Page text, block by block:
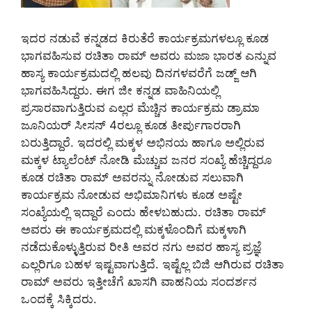
ಇದರ ನಡುವೆ ಕನ್ನಡದ ಕಿರುತೆರೆ ಕಾರ್ಯಕ್ರಮಗಳಲ್ಲೂ ಕೂಡ
ಭಾಗವಹಿಸುವ ರಚಿತಾ ರಾಮ್ ಅವರು ಮಜಾ ಭಾರತ ಎನ್ನುವ
ಹಾಸ್ಯ ಕಾರ್ಯಕ್ರಮದಲ್ಲಿ ಹಲವು ದಿನಗಳವರೆಗೆ ಜಡ್ಜ್ ಆಗಿ
ಭಾಗವಹಿಸಿದ್ದರು. ಈಗ ಜೀ ಕನ್ನಡ ವಾಹಿನಿಯಲ್ಲಿ
ಪ್ರಸಾರವಾಗುತ್ತಿರುವ ಎಲ್ಲರ ಮೆಚ್ಚಿನ ಕಾರ್ಯಕ್ರಮ ಡ್ರಾಮಾ
ಜೂನಿಯರ್ ಸೀಸನ್ 4ರಲ್ಲೂ ಕೂಡ ತೀರ್ಪುಗಾರರಾಗಿ
ಬರುತ್ತಿದ್ದಾರೆ. ಇದರಲ್ಲಿ ಮಕ್ಕಳ ಅಭಿನಯ ಹಾಗೂ ಅಲ್ಲಿರುವ
ಮಕ್ಕಳ ಟ್ಯಾಲೆಂಟ್ ನೋಡಿ ಮೆಚ್ಚುವ ಜನರ ಸಂಖ್ಯೆ ಹೆಚ್ಚಿದ್ದರೂ
ಕೂಡ ರಚಿತಾ ರಾಮ್ ಅವರನ್ನು ನೋಡುವ ಸಲುವಾಗಿ
ಕಾರ್ಯಕ್ರಮ ನೋಡುವ ಅಭಿಮಾನಿಗಳು ಕೂಡ ಅಷ್ಟೇ
ಸಂಖ್ಯೆಯಲ್ಲಿ ಇದ್ದಾರೆ ಎಂದು ಹೇಳಬಹುದು. ರಚಿತಾ ರಾಮ್
ಅವರು ಈ ಕಾರ್ಯಕ್ರಮದಲ್ಲಿ ಮಕ್ಕಳೊಂದಿಗೆ ಮಕ್ಕಳಾಗಿ
ನಡೆದುಕೊಳ್ಳುತ್ತಿರುವ ರೀತಿ ಅವರ ನಗು ಅವರ ಹಾಸ್ಯ ಪ್ರಜ್ಞೆ
ಎಲ್ಲರಿಗೂ ಬಹಳ ಇಷ್ಟವಾಗುತ್ತಿದೆ. ಇಷ್ಟೆಲ್ಲ ಬಿಜಿ ಆಗಿರುವ ರಚಿತಾ
ರಾಮ್ ಅವರು ಇತ್ತೀಚೆಗೆ ಖಾಸಗಿ ವಾಹನಿಯ ಸಂದರ್ಶನ
ಒಂದಕ್ಕೆ ಸಿಕ್ಕಿದರು.